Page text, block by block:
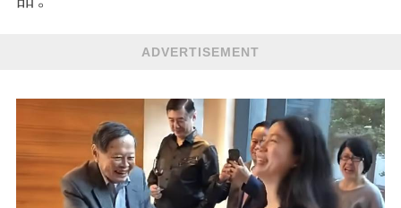
ADVERTISEMENT